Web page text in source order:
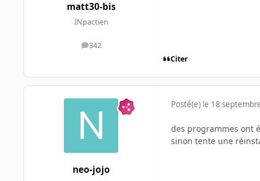
matt30-bis
INpactien
342
messages
Citer
neo-jojo
Posté(e) le 18
des programmes ont
sinon tente une